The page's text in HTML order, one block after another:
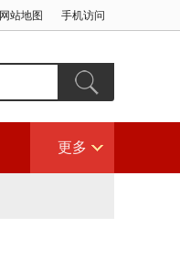
网站地图 手机访问
更多